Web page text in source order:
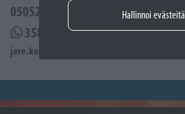
Hallinnoi evästeitä
0505285939
358505285939
jere.kostiander@sporttikone.fi